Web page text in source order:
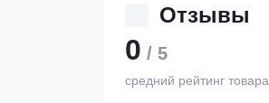
Отзывы
0 / 5
средний рейтинг товара